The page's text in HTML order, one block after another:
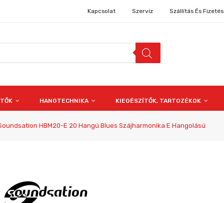
Kapcsolat Szerviz Szállítás És Fizetés
HANGTECHNIKA KIEGÉSZÍTŐK, TARTOZÉKOK
HBM20-E 20 Hangú Blues Szájharmonika E Hangolású